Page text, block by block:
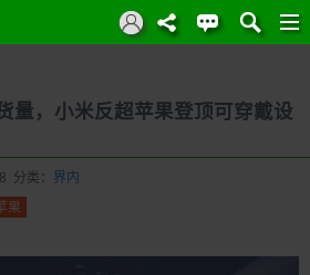
量，小米反超苹果登顶可穿戴设
分类： 界内
果